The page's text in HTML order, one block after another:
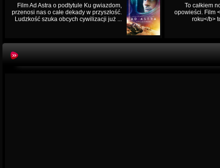
Film Ad Astra o podtytule Ku gwiazdom,
przenosi nas o całe dekady w przyszłość.
Ludzkość szuka obcych cywilizacji już ...
To całkiem
opowieści. Film
roku</b>